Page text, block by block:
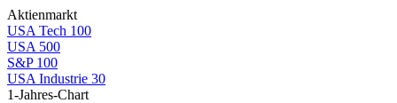
Aktienmarkt
USA Tech 100
USA 500
S&P 100
USA Industrie 30
1-Jahres-Chart